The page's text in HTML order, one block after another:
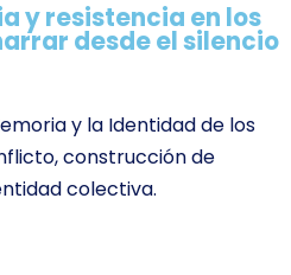
y resistencia en los
desde el silencio
y la Identidad de los
construcción de
colectiva.